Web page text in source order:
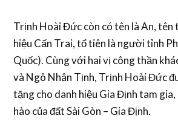
Trịnh Hoài Đức còn có tên là An, tên
hiệu Cấn Trai, tổ tiên là người tỉnh
Quốc). Cùng với hai vị công thần
và Ngô Nhân Tịnh, Trịnh Hoài Đức
tặng cho danh hiệu Gia Định tam
hào của đất Sài Gòn – Gia Định.